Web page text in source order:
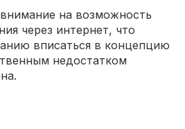
на возможность
через интернет, что
вписаться в концепцию
недостатком